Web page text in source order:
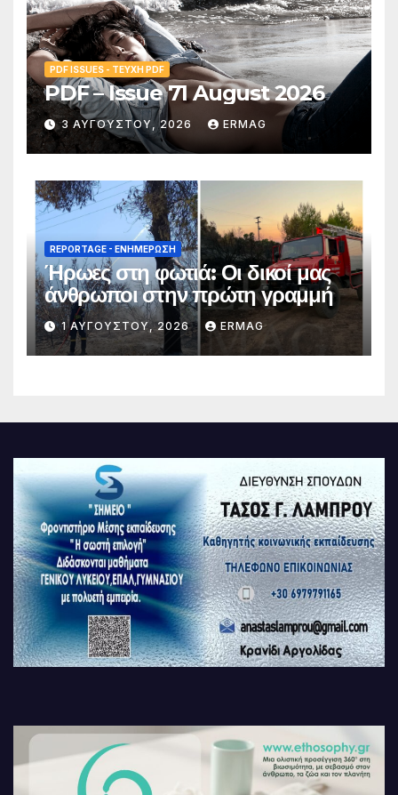
PDF ISSUES - ΤΕΎΧΗ PDF
PDF – Issue 71 August 2026
3 ΑΥΓΟΎΣΤΟΥ, 2026 ERMAG
REPORTAGE - EΝΗΜΈΡΩΣΗ
Ήρωες στη φωτιά: Οι δικοί μας
άνθρωποι στην πρώτη γραμμή
1 ΑΥΓΟΎΣΤΟΥ, 2026 ERMAG